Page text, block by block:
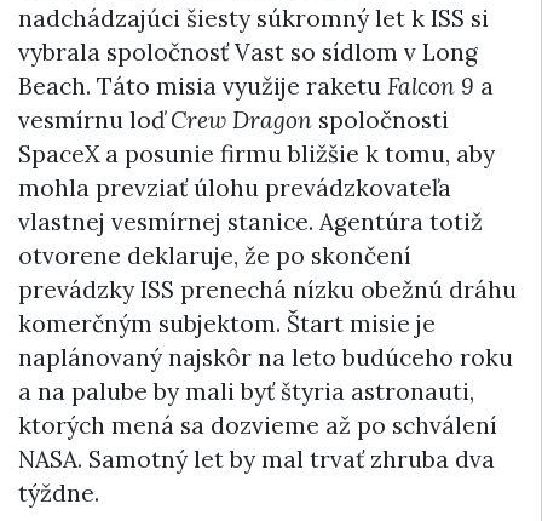
nadchádzajúci šiesty súkromný let k ISS si
vybrala spoločnosť Vast so sídlom v Long
Beach. Táto misia využije raketu Falcon 9 a
vesmírnu loďCrew Dragon spoločnosti
SpaceX a posunie firmu bližšie k tomu, aby
mohla prevziať úlohu prevádzkovateľa
vlastnej vesmírnej stanice. Agentúra totiž
otvorene deklaruje, že po skončení
prevádzky ISS prenechá nízku obežnú dráhu
komerčným subjektom. Štart misie je
naplánovaný najskôr na leto budúceho roku
a na palube by mali byť štyria astronauti,
ktorých mená sa dozvieme až po schválení
NASA. Samotný let by mal trvať zhruba dva
týždne.